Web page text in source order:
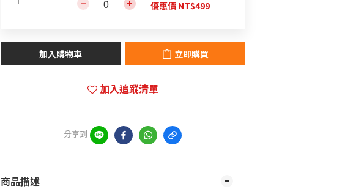
優惠價 NT$499
加入購物車 立即購買
加入追蹤清單
分享到
商品描述